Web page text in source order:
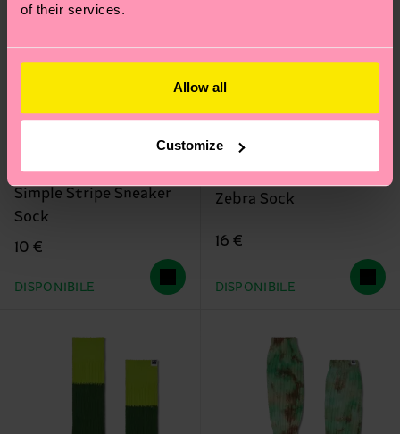
of their services.
Allow all
Customize
Simple Stripe Sneaker
Sock
10 €
DISPONIBILE
Zebra Sock
16 €
DISPONIBILE